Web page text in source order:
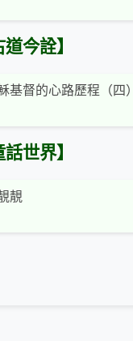
道今詮】
基督的心路歷程（四）
話世界】
靚